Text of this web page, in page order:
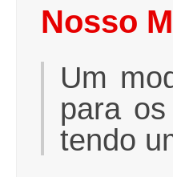
Nosso
Um
para
tendo